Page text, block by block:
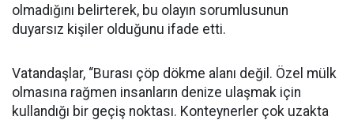
olmadığını belirterek, bu olayın sorumlusunun
duyarsız kişiler olduğunu ifade etti.
Vatandaşlar, “Burası çöp dökme alanı değil. Özel mülk
olmasına rağmen insanların denize ulaşmak için
kullandığı bir geçiş noktası. Konteynerler çok uzakta